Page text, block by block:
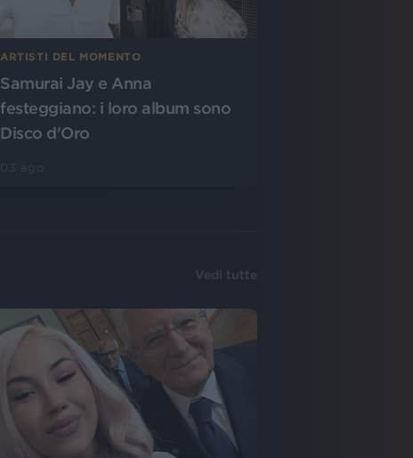
ARTISTI DEL MOMENTO
Samurai Jay e Anna
festeggiano: i loro album sono
Disco d'Oro
Vedi tutte